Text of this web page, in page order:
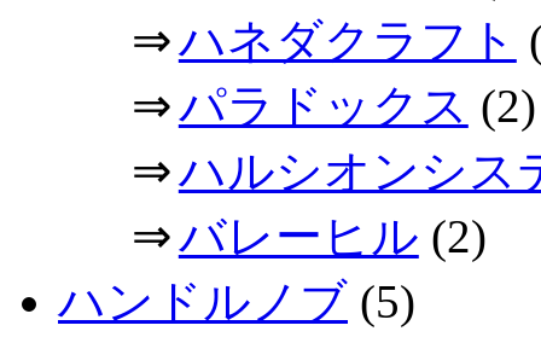
⇒ハネダクラフト
⇒パラドックス (2)
⇒ハルシオンシス
⇒バレーヒル (2)
ハンドルノブ (5)